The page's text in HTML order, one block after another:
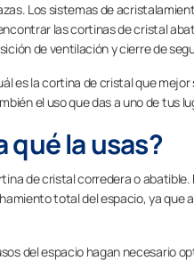
Los sistemas de
las cortinas de cristal
de ventilación y cierre de
es la cortina de cristal que
el uso que das a uno de tus
qué la usas?
de cristal corredera o abatible.
total del espacio, ya que
del espacio hagan necesario